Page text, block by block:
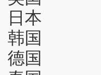
日本
韩国
德国